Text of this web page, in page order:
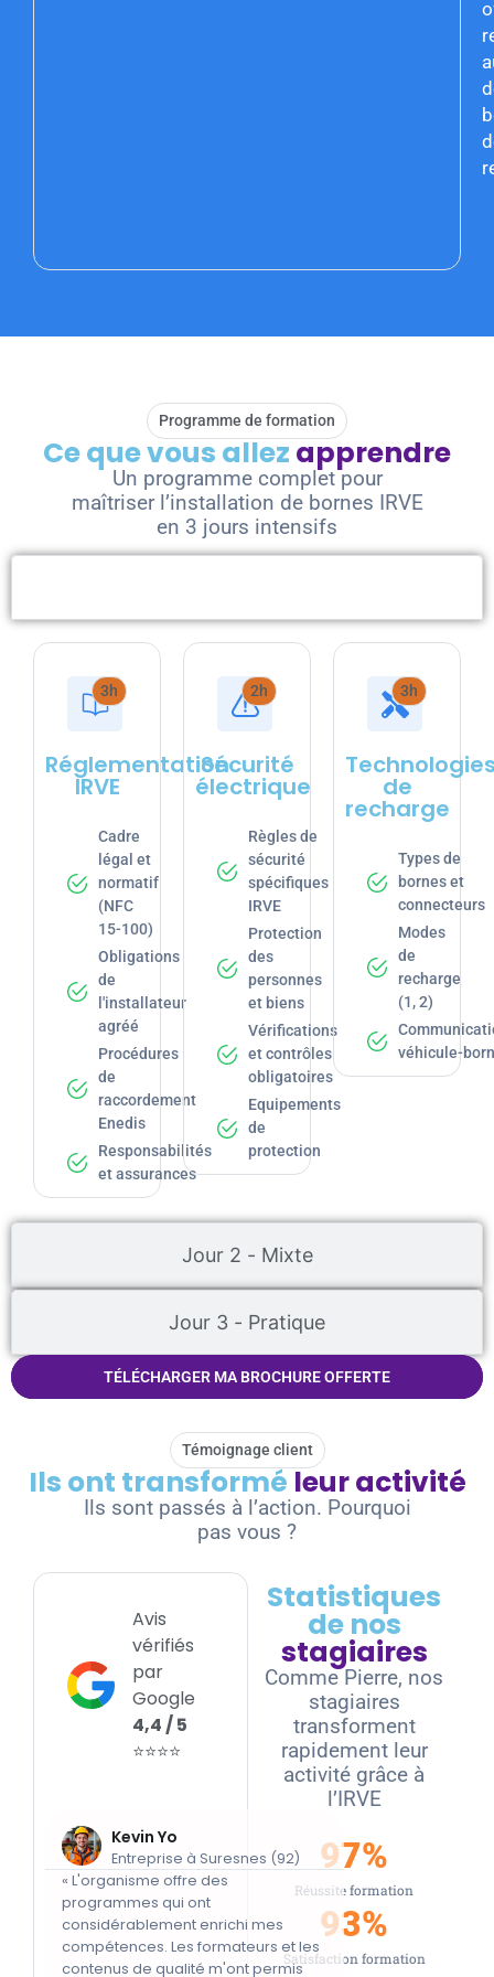
Programme de formation
Ce que vous allez apprendre
Un programme complet pour
maîtriser l’installation de bornes IRVE
en 3 jours intensifs
Jour 2 - Mixte
Jour 3 - Pratique
3h
Réglementation
IRVE
Cadre
légal et
normatif
(NFC
15-100)
Obligations
de
l'installateur
agréé
Procédures
de
raccordement
Enedis
Responsabilités
et assurances
2h
Sécurité
électrique
Règles de
sécurité
spécifiques
IRVE
Protection
des
personnes
et biens
Vérifications
et contrôles
obligatoires
Equipements
de
protection
3h
de
recharge
Types de
bornes et
connecteurs
Modes
de
recharge
(1, 2)
véhicule-
TÉLÉCHARGER MA BROCHURE OFFERTE
Témoignage client
Ils ont transformé leur activité
Ils sont passés à l’action. Pourquoi
pas vous ?
Avis
vérifiés
par
Google
4,4 / 5
⭐⭐⭐⭐
Kevin Yo
Entreprise à Suresnes (92)
« L'organisme offre des
programmes qui ont
considérablement enrichi mes
compétences. Les formateurs et les
contenus de qualité m'ont permis
avec un support
numérique,
pédagogue. »
Statistiques
de nos
stagiaires
Comme Pierre, nos
stagiaires
transforment
rapidement leur
activité grâce à
l’IRVE
Réussite formation
97%
Satisfaction formation
93%